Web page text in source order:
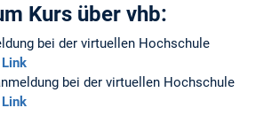
Kurs über vhb:
bei der virtuellen Hochschule
Link
bei der virtuellen Hochschule
Link